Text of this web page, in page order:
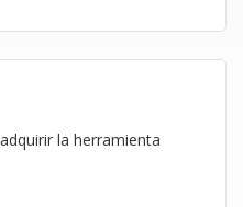
la herramienta